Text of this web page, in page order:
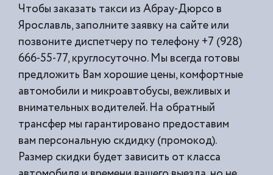
Чтобы заказать такси из Абрау-Дюрсо в
Ярославль, заполните заявку на сайте или
позвоните диспетчеру по телефону +7 (928)
666-55-77, круглосуточно. Мы всегда готовы
предложить Вам хорошие цены, комфортные
автомобили и микроавтобусы, вежливых и
внимательных водителей. На обратный
трансфер мы гарантировано предоставим
вам персональную скдидку (промокод).
Размер скидки будет зависить от класса